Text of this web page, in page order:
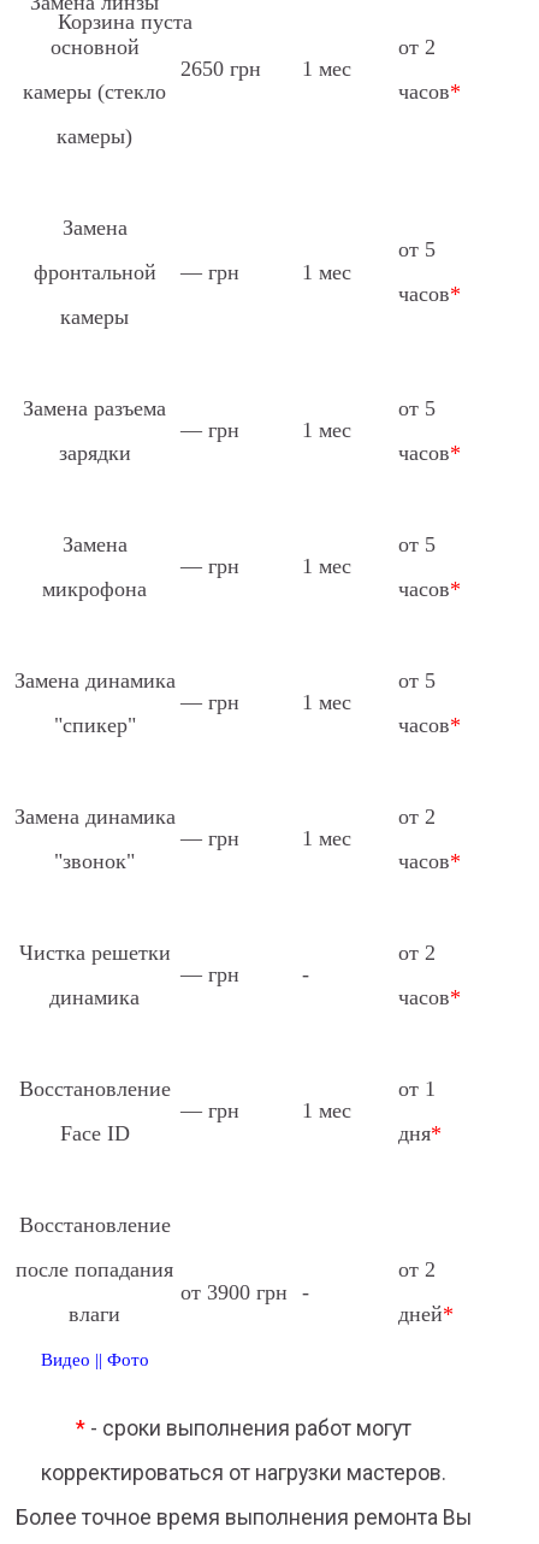
Корзина пуста
основной
камеры (стекло
камеры)
2650 грн 1 мес
от 2
часов*
Замена
фронтальной
камеры
— грн 1 мес
от 5
часов*
Замена разъема
зарядки
— грн 1 мес
от 5
часов*
Замена
микрофона
— грн 1 мес
от 5
часов*
Замена динамика
"спикер"
— грн 1 мес
от 5
часов*
Замена динамика
"звонок"
— грн 1 мес
от 2
часов*
Чистка решетки
динамика
— грн -
от 2
часов*
Восстановление
Face ID
— грн 1 мес
от 1
дня*
Восстановление
после попадания
влаги
Видео || Фото
от 3900 грн -
от 2
дней*
* - сроки выполнения работ могут
корректироваться от нагрузки мастеров.
Более точное время выполнения ремонта Вы